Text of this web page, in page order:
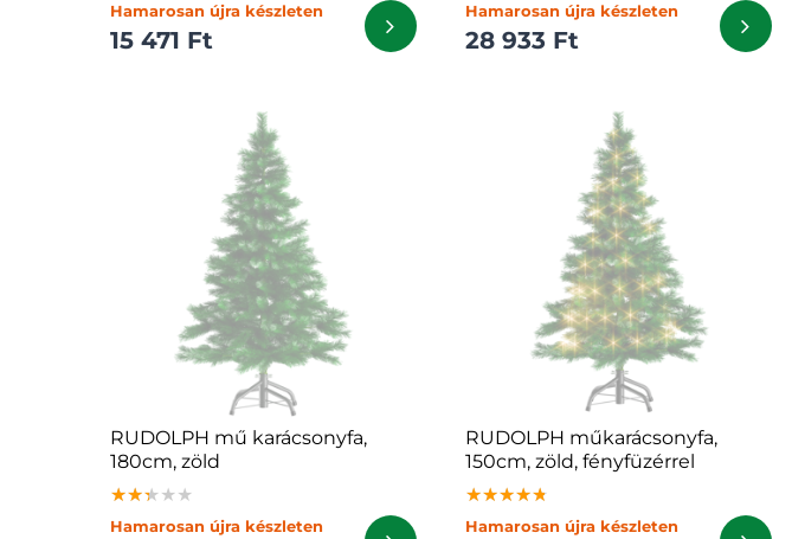
Hamarosan újra készleten
15 471 Ft
Hamarosan újra készleten
28 933 Ft
RUDOLPH mű karácsonyfa,
180cm, zöld
★★★★★
★★★★★
★★★★★
Hamarosan újra készleten
RUDOLPH műkarácsonyfa,
150cm, zöld, fényfüzérrel
★★★★★
★★★★★
★★★★★
Hamarosan újra készleten